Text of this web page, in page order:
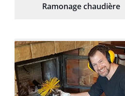
Ramonage chaudière